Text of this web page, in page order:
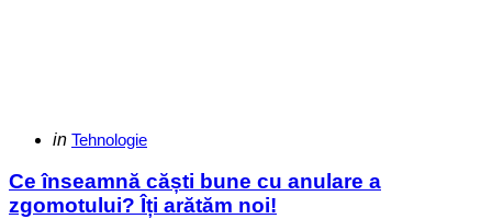
Categories
Posted
in Tehnologie
Ce înseamnă căști bune cu anulare a
zgomotului? Îți arătăm noi!